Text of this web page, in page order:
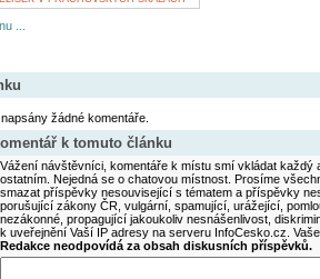
...
žádné komentáře.
k tomuto článku
Vážení návštěvníci, komentáře k místu smí vkládat každý
ostatním. Nejedná se o chatovou místnost. Prosíme
smazat příspěvky nesouvisející s tématem a příspěvky
porušující zákony ČR, vulgární, spamující, urážející,
nezákonné, propagující jakoukoliv nesnášenlivost,
k uveřejnění Vaší IP adresy na serveru InfoCesko.cz.
Redakce neodpovídá za obsah diskusních příspěvků.